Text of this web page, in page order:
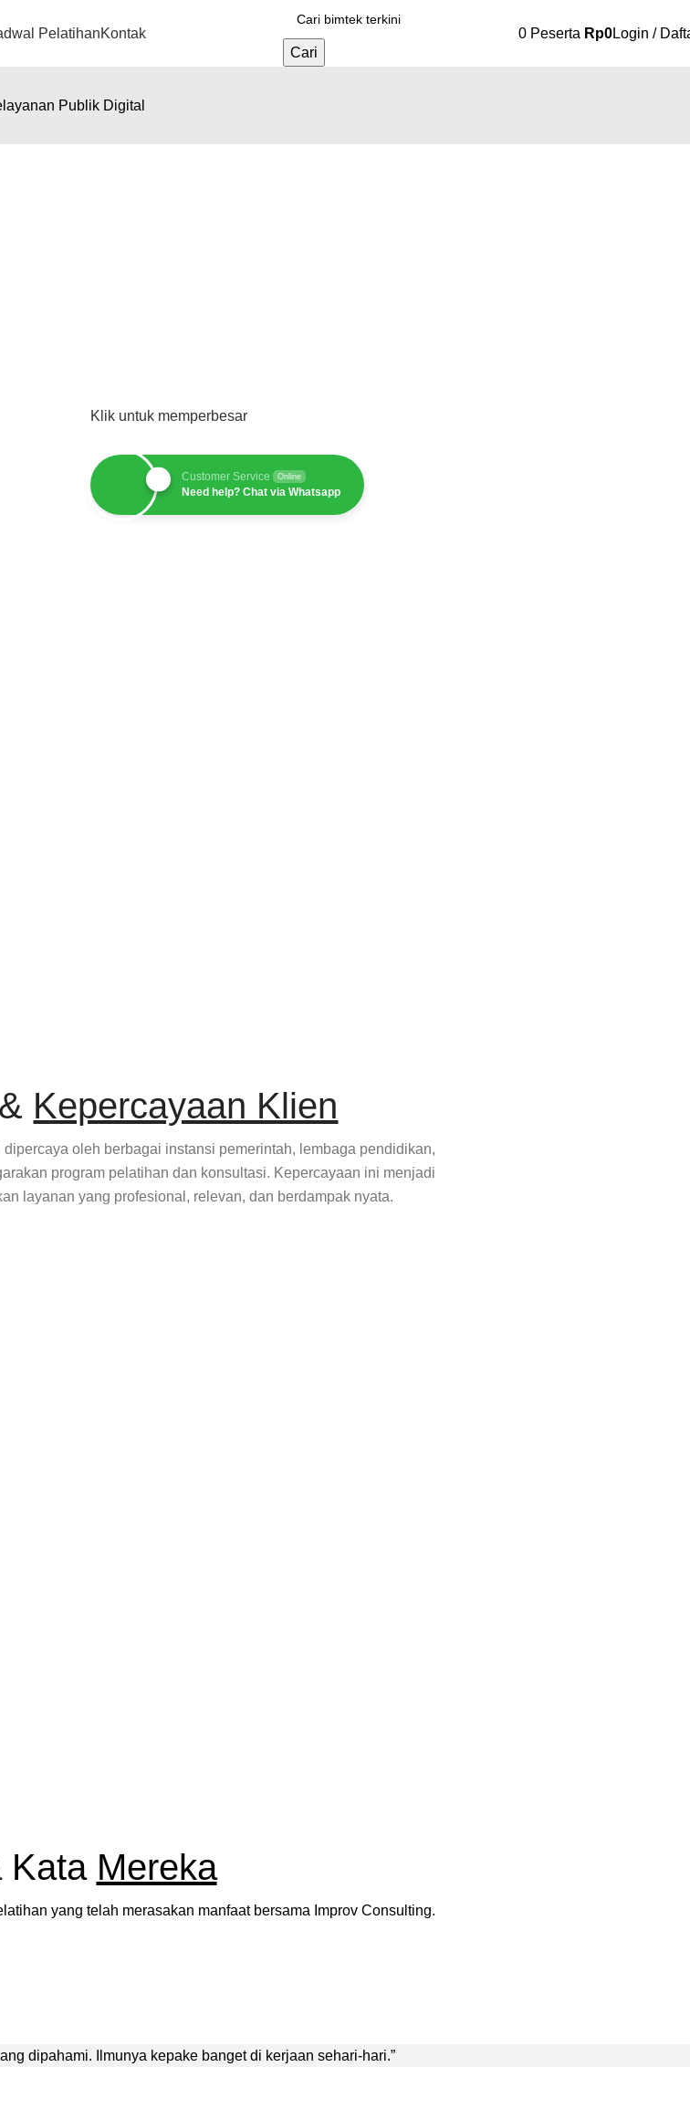
PelatihanKontak
Cari
0 Peserta Rp0Login /
Publik Digital
Klik untuk memperbesar
Customer Service Online
Need help? Chat via Whatsapp
Kepercayaan Klien
oleh berbagai instansi pemerintah, lembaga pendidikan,
program pelatihan dan konsultasi. Kepercayaan ini menjadi
layanan yang profesional, relevan, dan berdampak nyata.
Kata Mereka
yang telah merasakan manfaat bersama Improv Consulting.
dipahami. Ilmunya kepake banget di kerjaan sehari-hari.”